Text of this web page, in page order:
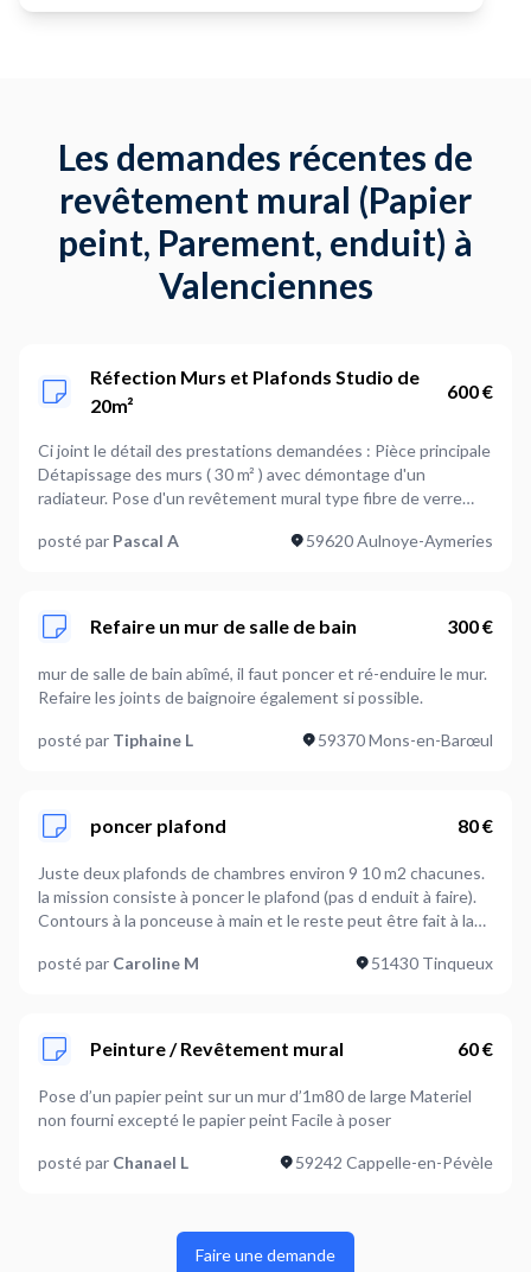
Les demandes récentes de
revêtement mural (Papier
peint, Parement, enduit) à
Valenciennes
Réfection Murs et Plafonds Studio de
20m²
600 €
Ci joint le détail des prestations demandées : Pièce principale
Détapissage des murs ( 30 m² ) avec démontage d'un
radiateur. Pose d'un revêtement mural type fibre de verre
Peinture du plafond ( 16m² ) Salle de Bain Nettoyage et
mural, Colle Murale, Peinture Revêtement, Peinture Plafond,
Peinture SdB. Forfait petit matériel à la charge du prestataire.
Si connaissance en électricité, le changement de 2 radiateurs
pourrait être envisagé. NB : Les photos décrivent l'attendu /
autre studio déjà à niveau mais non représentatif de la réalité.
posté par Pascal A 59620 Aulnoye-Aymeries
Refaire un mur de salle de bain 300 €
mur de salle de bain abîmé, il faut poncer et ré-enduire le mur.
Refaire les joints de baignoire également si possible.
posté par Tiphaine L 59370 Mons-en-Barœul
poncer plafond 80 €
Juste deux plafonds de chambres environ 9 10 m2 chacunes.
la mission consiste à poncer le plafond (pas d enduit à faire).
Contours à la ponceuse à main et le reste peut être fait à la
posté par Caroline M 51430 Tinqueux
Peinture / Revêtement mural 60 €
Pose d’un papier peint sur un mur d’1m80 de large Materiel
non fourni excepté le papier peint Facile à poser
posté par Chanael L 59242 Cappelle-en-Pévèle
Faire une demande